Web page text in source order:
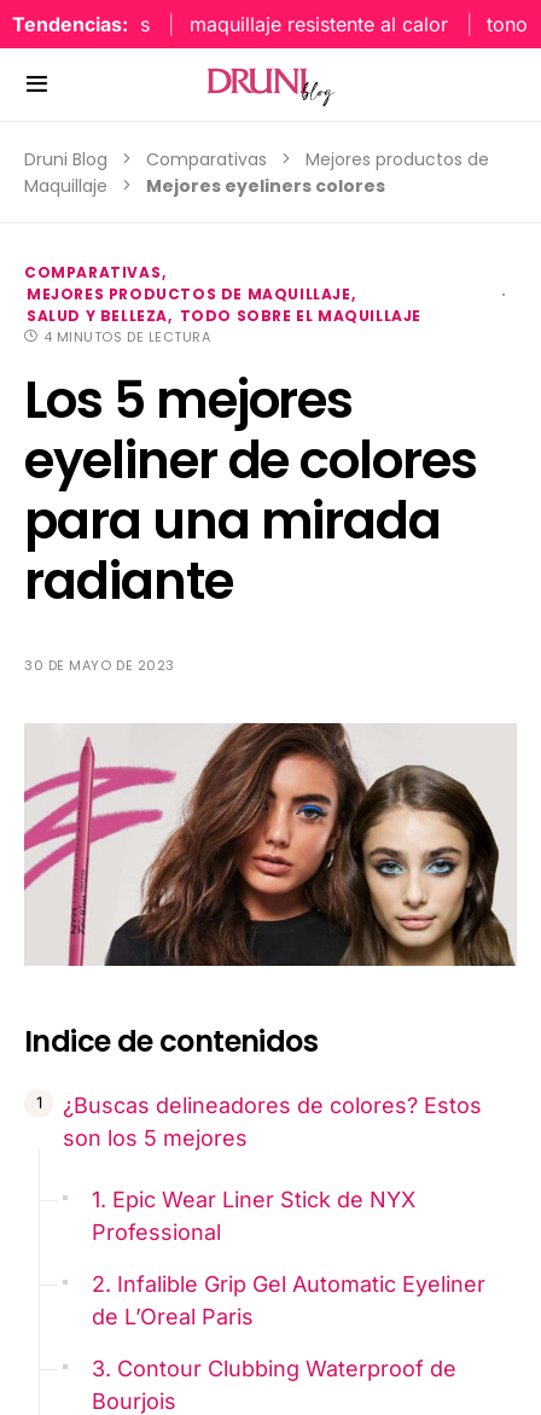
Tendencias: maquillaje resistente al calor tonos
Druni Blog Comparativas
Mejores productos de
Maquillaje
Mejores eyeliners colores
COMPARATIVAS
MEJORES PRODUCTOS DE MAQUILLAJE
SALUD Y BELLEZA
TODO SOBRE EL MAQUILLAJE
4 MINUTOS DE LECTURA
Los 5 mejores
eyeliner de colores
para una mirada
radiante
30 DE MAYO DE 2023
Indice de contenidos
¿Buscas delineadores de colores? Estos
son los 5 mejores
1. Epic Wear Liner Stick de NYX
Professional
2. Infalible Grip Gel Automatic Eyeliner
de L’Oreal Paris
3. Contour Clubbing Waterproof de
Bourjois